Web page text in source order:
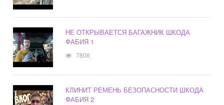
НЕ ОТКРЫВАЕТСЯ БАГАЖНИК ШКОДА
ФАБИЯ 1
7806
КЛИНИТ РЕМЕНЬ БЕЗОПАСНОСТИ ШКОДА
ФАБИЯ 2